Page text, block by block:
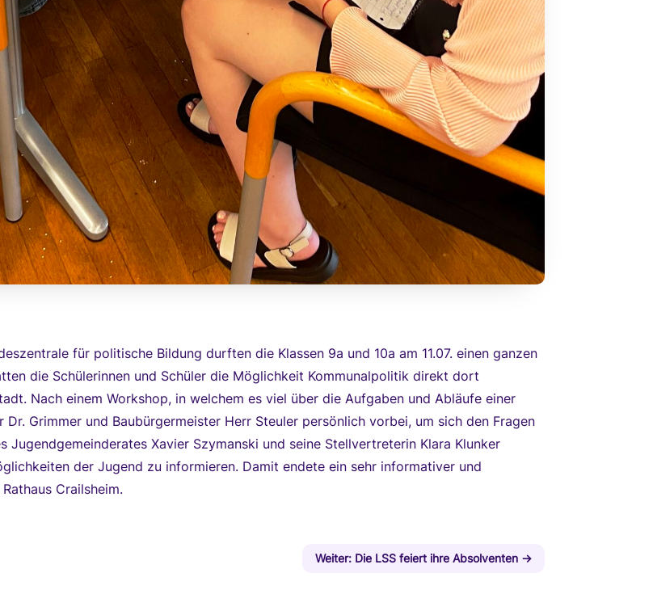
für politische Bildung durften die Klassen 9a und 10a am 11.07. einen ganzen
die Schülerinnen und Schüler die Möglichkeit Kommunalpolitik direkt dort
Nach einem Workshop, in welchem es viel über die Aufgaben und Abläufe einer
Grimmer und Baubürgermeister Herr Steuler persönlich vorbei, um sich den Fragen
Xavier Szymanski und seine Stellvertreterin Klara Klunker
der Jugend zu informieren. Damit endete ein sehr informativer und
Crailsheim.
Weiter: Die LSS feiert ihre Absolventen→